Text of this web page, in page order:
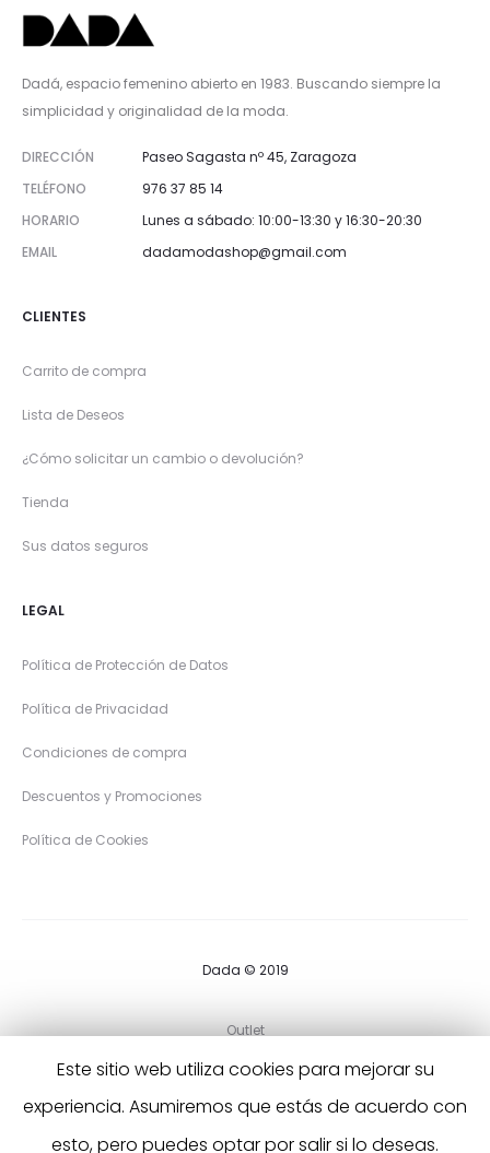
Dadá, espacio femenino abierto en 1983. Buscando siempre la
simplicidad y originalidad de la moda.
DIRECCIÓN
Paseo Sagasta nº 45, Zaragoza
TELÉFONO
976 37 85 14
HORARIO
Lunes a sábado: 10:00-13:30 y 16:30-20:30
EMAIL
dadamodashop@gmail.com
CLIENTES
Carrito de compra
Lista de Deseos
¿Cómo solicitar un cambio o devolución?
Tienda
Sus datos seguros
LEGAL
Política de Protección de Datos
Política de Privacidad
Condiciones de compra
Descuentos y Promociones
Política de Cookies
Dada © 2019
Outlet
Preguntas Frecuentes
Contáctanos
Este sitio web utiliza cookies para mejorar su
experiencia. Asumiremos que estás de acuerdo con
esto, pero puedes optar por salir si lo deseas.